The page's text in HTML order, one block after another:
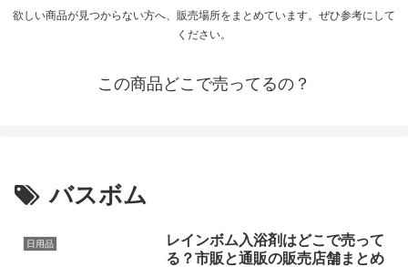
欲しい商品が見つからない方へ、販売場所をまとめています。ぜひ参考にして
ください。
この商品どこで売ってるの？
バスボム
日用品
レインボム入浴剤はどこで売って
る？市販と通販の販売店舗まとめ